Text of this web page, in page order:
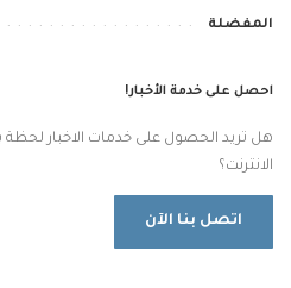
المفضلة
احصل على خدمة الأخبار!
هل تريد الحصول على خدمات الاخبار
الانترنت؟
اتصل بنا الآن